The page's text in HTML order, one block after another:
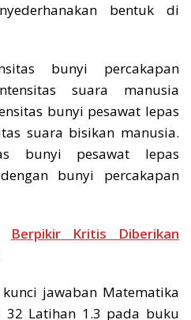
bentuk di
bunyi percakapan
suara manusia
bunyi pesawat lepas
suara bisikan manusia.
bunyi pesawat lepas
bunyi percakapan
Berpikir Kritis Diberikan
jawaban Matematika
32 Latihan 1.3 pada buku